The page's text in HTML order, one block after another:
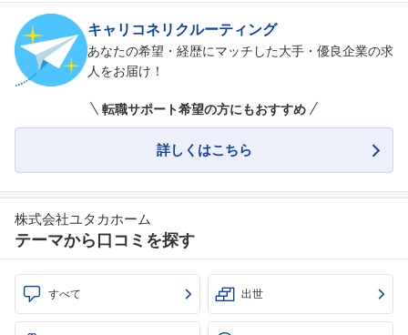
キャリコネリクルーティング
あなたの希望・経歴にマッチした大手・優良企業の求
人をお届け！
転職サポート希望の方にもおすすめ
詳しくはこちら
株式会社ユタカホーム
テーマから口コミを探す
すべて 出世